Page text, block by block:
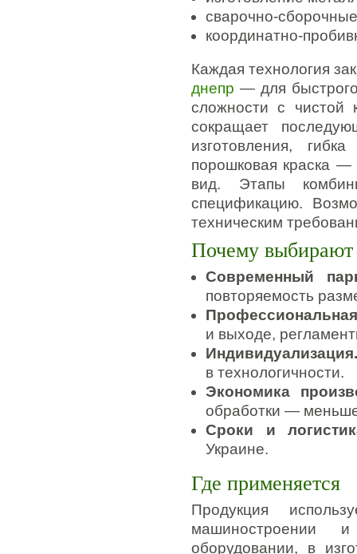
сварочно-
координатно-
Каждая технология
днепр — для
сложности с чистой
сокращает
изготовления,
порошковая краска —
вид. Этапы
спецификацию.
техническим
Почему выбирают
Современный
повторяемость
и выходе,
Индивидуализация.
в технологичности.
Экономика
обработки —
Сроки и
Украине.
Где применяется
Продукция
машиностроении
оборудовании, в